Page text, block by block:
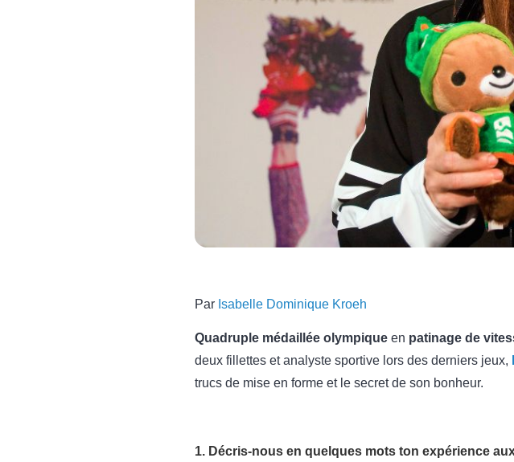
Par Isabelle Dominique Kroeh
Quadruple médaillée olympique en patinage de
deux fillettes et analyste sportive lors des derniers jeux,
trucs de mise en forme et le secret de son bonheur.
1. Décris-nous en quelques mots ton expérience